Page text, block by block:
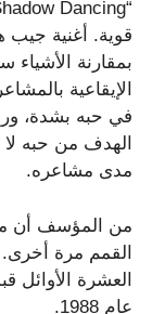
قوية. أغنية جيب
بمقارنة
الإيقاعية
في حبه بشدة،
الهدف من حبه
مدى مشاعره.
من المؤسف أن
القمم مرة
العشرة
عام 1988.